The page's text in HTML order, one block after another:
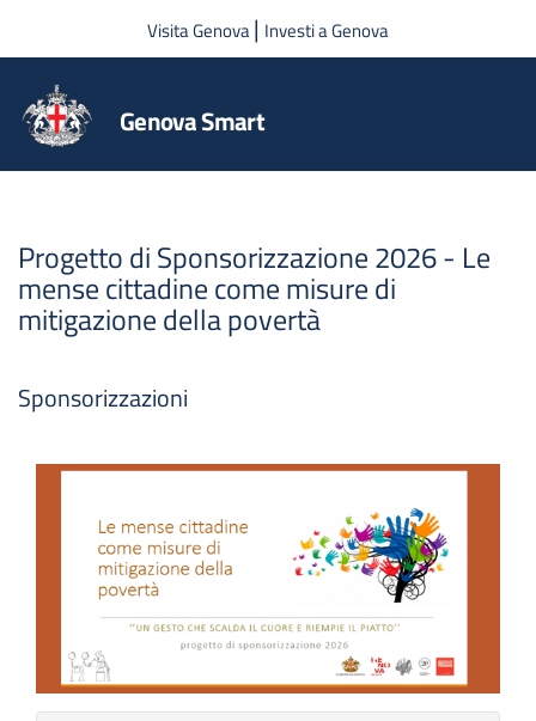
Salta al contenuto principale
Visita Genova| Investi a Genova
Genova Smart
Progetto di Sponsorizzazione 2026 - Le
mense cittadine come misure di
mitigazione della povertà
Sponsorizzazioni